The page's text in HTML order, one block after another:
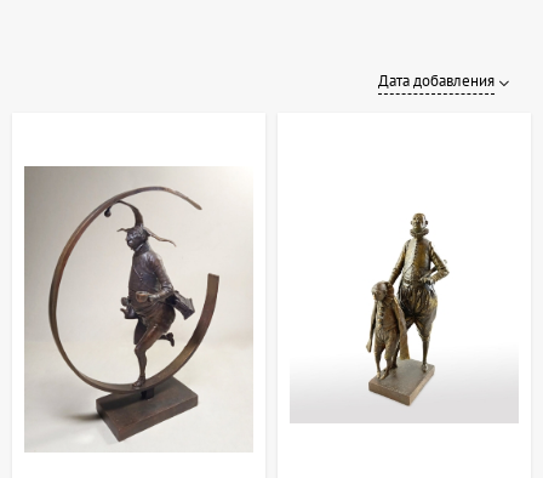
Дата добавления